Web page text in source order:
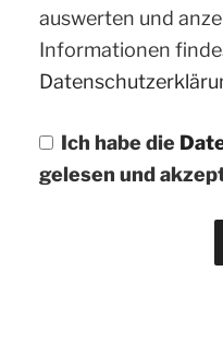
auswerten und
Informationen
Ich habe die
gelesen und